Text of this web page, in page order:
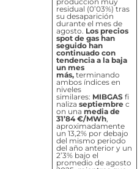
producción muy
residual (0’03%) tras
su desaparición
durante el mes de
agosto. Los precios
spot de gas han
seguido han
continuado con
tendencia a la baja
un mes
más, terminando
ambos índices en
niveles
similares: MIBGASfi
naliza septiembre c
on una media de
31’84 €/MWh,
aproximadamente
un 13,2% por debajo
del mismo periodo
del año anterior y un
2’3% bajo el
promedio de agosto